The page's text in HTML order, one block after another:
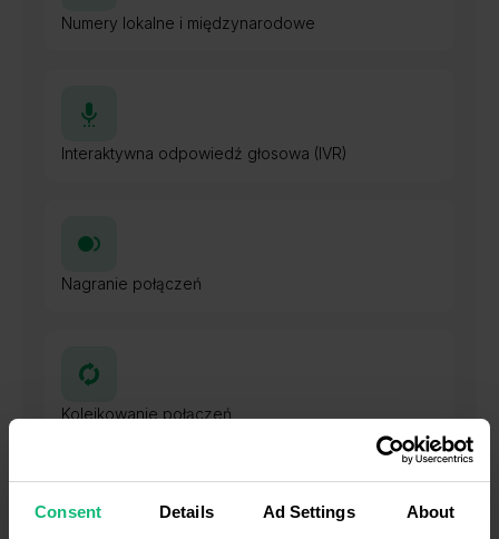
Consent Details Ad Settings About
Numery lokalne i międzynarodowe
Interaktywna odpowiedź głosowa (IVR)
Nagranie połączeń
Kolejkowanie połączeń